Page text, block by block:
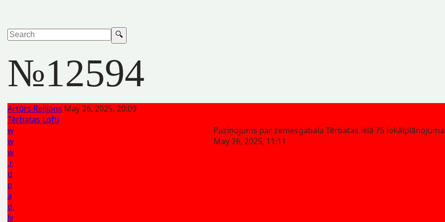
№12594
Artūrs Reiljans May 26, 2025, 20:09
Tērbatas Lofti
w
w
w
.r
d
p
a
d.
lv
Paziņojums par zemesgabala Tērbatas ielā 75
May 26, 2025, 11:11